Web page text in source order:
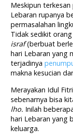
Meskipun
Lebaran rupanya
permasalahan
Tidak sedikit
israf(berbuat
hari Lebaran yang
terjadinya
makna kesucian
Merayakan Idul
sebenarnya bisa
lho. Inilah
hari Lebaran yang
keluarga.